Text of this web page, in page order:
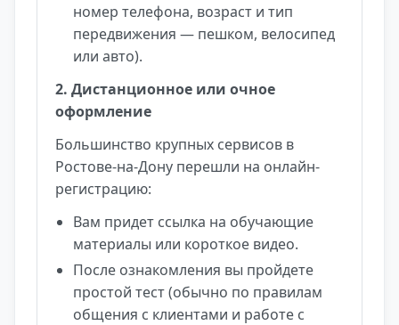
номер телефона, возраст и тип
передвижения — пешком, велосипед
или авто).
2. Дистанционное или очное
оформление
Большинство крупных сервисов в
Ростове-на-Дону перешли на онлайн-
регистрацию:
Вам придет ссылка на обучающие
материалы или короткое видео.
После ознакомления вы пройдете
простой тест (обычно по правилам
общения с клиентами и работе с